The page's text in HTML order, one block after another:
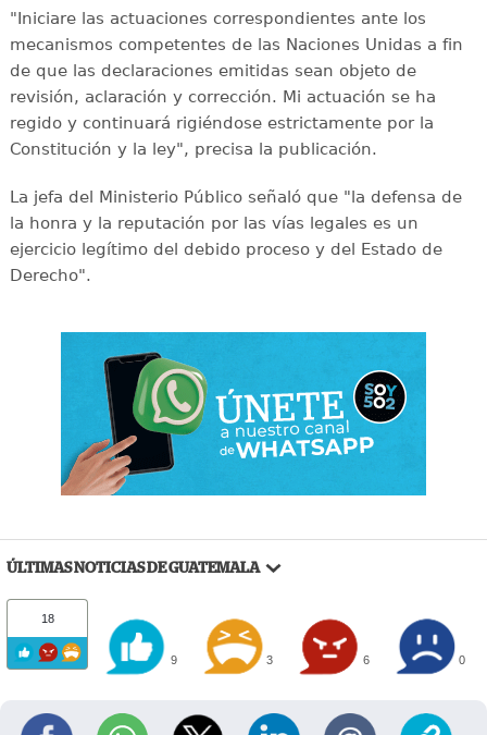
"Iniciare las actuaciones correspondientes ante los
mecanismos competentes de las Naciones Unidas a fin
de que las declaraciones emitidas sean objeto de
revisión, aclaración y corrección. Mi actuación se ha
regido y continuará rigiéndose estrictamente por la
Constitución y la ley", precisa la publicación.
La jefa del Ministerio Público señaló que "la defensa de
la honra y la reputación por las vías legales es un
ejercicio legítimo del debido proceso y del Estado de
Derecho".
ÚLTIMAS NOTICIAS DE GUATEMALA
18
9 3 6 0